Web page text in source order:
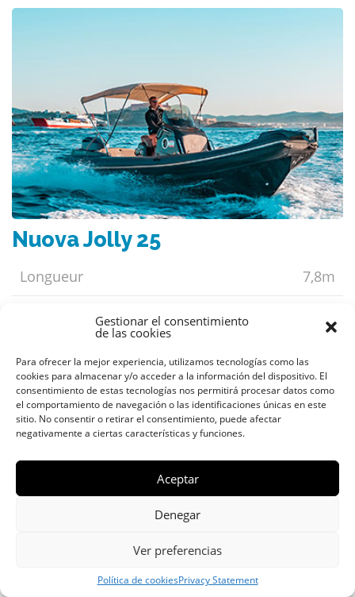
Gestionar el consentimiento
de las cookies
Para ofrecer la mejor experiencia, utilizamos tecnologías como las
cookies para almacenar y/o acceder a la información del dispositivo. El
consentimiento de estas tecnologías nos permitirá procesar datos como
el comportamiento de navegación o las identificaciones únicas en este
sitio. No consentir o retirar el consentimiento, puede afectar
negativamente a ciertas características y funciones.
Aceptar
Denegar
Ver preferencias
Política de cookiesPrivacy Statement
Nuova Jolly 25
Longueur 7,8m
Capacité 12 personnes
Prix ​​à partir 550€